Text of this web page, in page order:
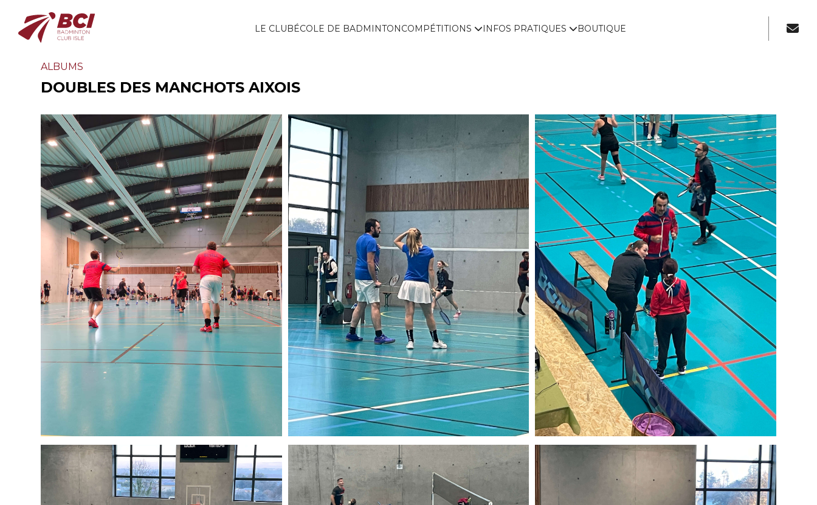
LE CLUBÉCOLE DE BADMINTONCOMPÉTITIONS INFOS PRATIQUES BOUTIQUE
ALBUMS
DOUBLES DES MANCHOTS AIXOIS